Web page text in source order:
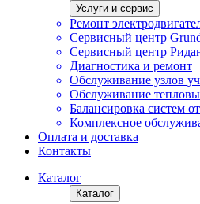
Услуги и сервис
Ремонт
Сервисный центр
Сервисный центр
Диагностика и ремонт
Обслуживание узлов
Обслуживание
Балансировка систем
Комплексное
Оплата и доставка
Контакты
Каталог
Каталог